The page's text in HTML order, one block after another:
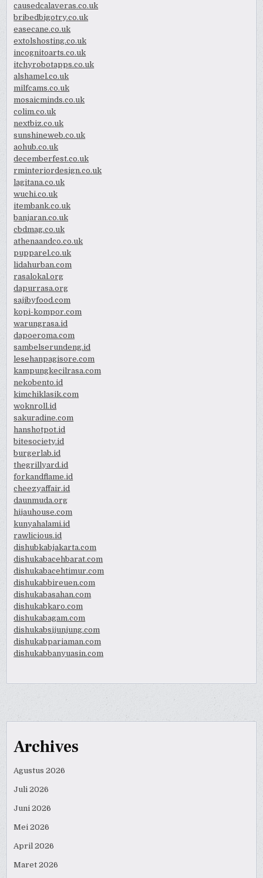
causedcalaveras.co.uk
bribedbigotry.co.uk
easecane.co.uk
extolshosting.co.uk
incognitoarts.co.uk
itchyrobotapps.co.uk
alshamel.co.uk
milfcams.co.uk
mosaicminds.co.uk
colim.co.uk
nextbiz.co.uk
sunshineweb.co.uk
aohub.co.uk
decemberfest.co.uk
rminteriordesign.co.uk
lagitana.co.uk
wuchi.co.uk
itembank.co.uk
banjaran.co.uk
cbdmag.co.uk
athenaandco.co.uk
pupparel.co.uk
lidahurban.com
rasalokal.org
dapurrasa.org
sajibyfood.com
kopi-kompor.com
warungrasa.id
dapoeroma.com
sambelserundeng.id
lesehanpagisore.com
kampungkecilrasa.com
nekobento.id
kimchiklasik.com
woknroll.id
sakuradine.com
hanshotpot.id
bitesociety.id
burgerlab.id
thegrillyard.id
forkandflame.id
cheezyaffair.id
daunmuda.org
hijauhouse.com
kunyahalami.id
rawlicious.id
dishubkabjakarta.com
dishukabacehbarat.com
dishukabacehtimur.com
dishukabbireuen.com
dishukabasahan.com
dishukabkaro.com
dishukabagam.com
dishukabsijunjung.com
dishukabpariaman.com
dishukabbanyuasin.com
Archives
Agustus 2026
Juli 2026
Juni 2026
Mei 2026
April 2026
Maret 2026